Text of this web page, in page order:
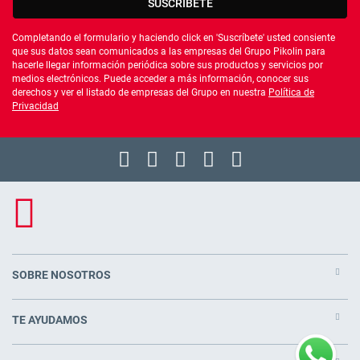
SUSCRÍBETE
Completando el formulario y haciendo click en 'Suscríbete' usted consiente
que sus datos sean comunicados a las empresas del Grupo Pikolin para
hacerle llegar información periódica sobre sus productos y servicios por
medios electrónicos. Puede acceder a más información, conocer sus
derechos y ver el listado de empresas del Grupo en nuestra Política de
Privacidad
SOBRE NOSOTROS
TE AYUDAMOS